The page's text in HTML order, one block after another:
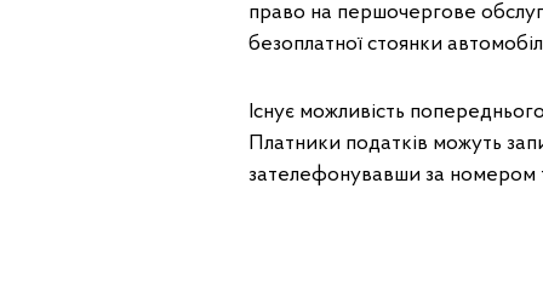
право на першочергове
безоплатної стоянки
Існує можливість
Платники податків можуть
зателефонувавши за номером